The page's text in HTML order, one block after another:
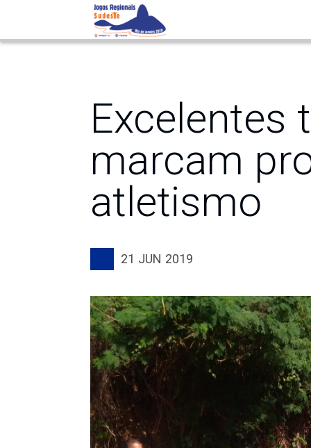
Excelentes
marcam
atletismo
21 JUN 2019